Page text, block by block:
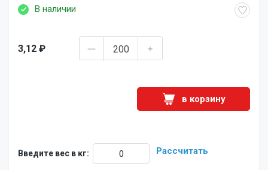
В наличии
3,12 ₽
в корзину
Введите вес в кг: Рассчитать